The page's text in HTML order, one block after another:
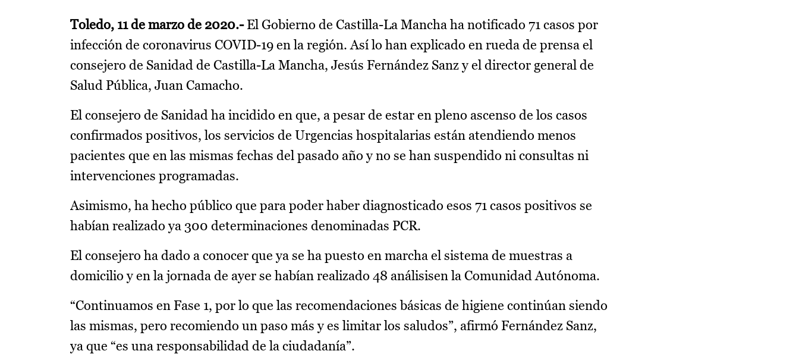
Toledo, 11 de marzo de 2020.-El Gobierno de Castilla-La Mancha ha notificado 71 casos por
infección de coronavirus COVID-19 en la región. Así lo han explicado en rueda de prensa el
consejero de Sanidad de Castilla-La Mancha, Jesús Fernández Sanz y el director general de
Salud Pública, Juan Camacho.
El consejero de Sanidad ha incidido en que, a pesar de estar en pleno ascenso de los casos
confirmados positivos, los servicios de Urgencias hospitalarias están atendiendo menos
pacientes que en las mismas fechas del pasado año y no se han suspendido ni consultas ni
intervenciones programadas.
Asimismo, ha hecho público que para poder haber diagnosticado esos 71 casos positivos se
habían realizado ya 300 determinaciones denominadas PCR.
El consejero ha dado a conocer que ya se ha puesto en marcha el sistema de muestras a
domicilio y en la jornada de ayer se habían realizado 48 análisisen la Comunidad Autónoma.
“Continuamos en Fase 1, por lo que las recomendaciones básicas de higiene continúan siendo
las mismas, pero recomiendo un paso más y es limitar los saludos”, afirmó Fernández Sanz,
ya que “es una responsabilidad de la ciudadanía”.